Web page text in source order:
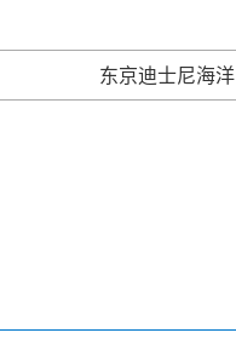
东京迪士尼海洋